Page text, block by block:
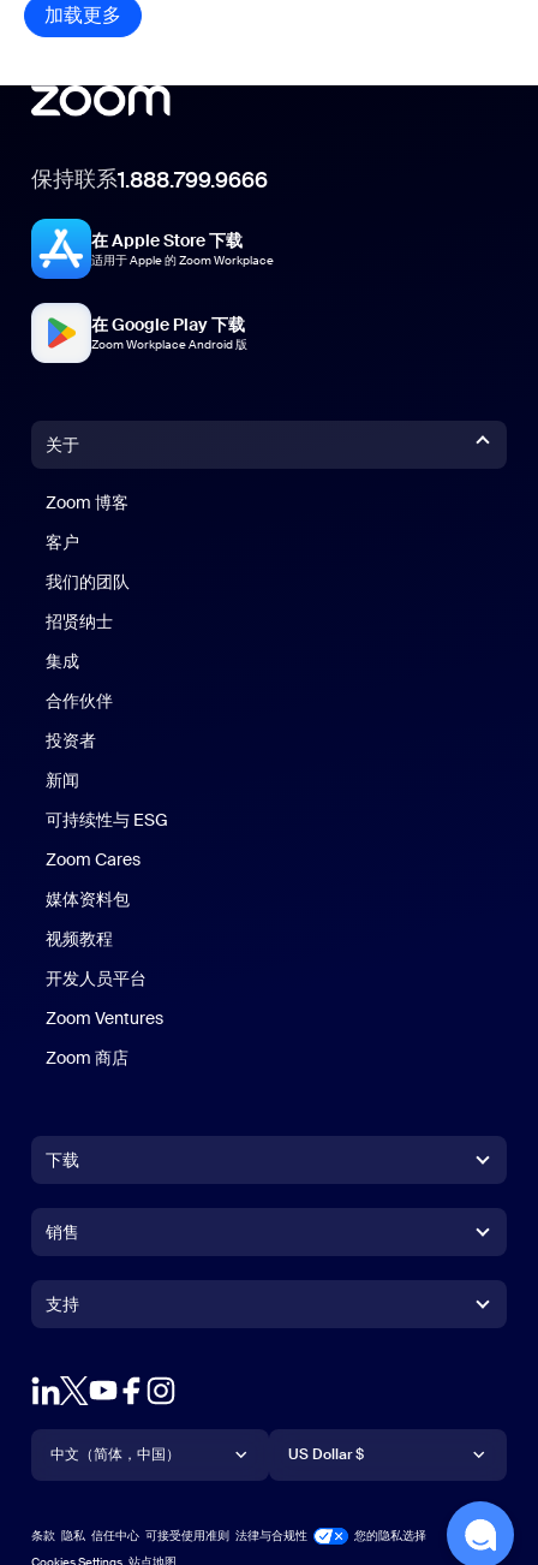
加载更多
资源库项目
保持联系1.888.799.9666
在 Apple Store 下载
适用于 Apple 的 Zoom Workplace
在 Google Play 下载
Zoom Workplace Android 版
关于
Zoom 博客
客户
我们的团队
招贤纳士
集成
合作伙伴
投资者
新闻
可持续性与 ESG
Zoom Cares
媒体资料包
视频教程
开发人员平台
Zoom Ventures
Zoom 商店
下载
Zoom Rooms 应用Zoom Rooms 应用
Zoom Rooms Controller
Outlook 插件
Android 应用Android 应用
销售
联系销售人员
申请演示
网络研讨会和活动
Zoom 体验中心Zoom 体验中心
Zoom for StartupsZoom for Startups
支持
支持
账户
学习中心
技术内容库技术内容库
语言
中文（简体，中国）
货币
US Dollar $
条款 隐私 信任中心 可接受使用准则 法律与合规性
您的隐私选择